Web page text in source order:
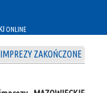
ONLINE
ZAKOŃCZONE